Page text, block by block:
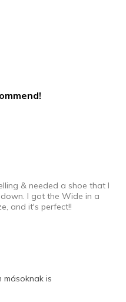
Wearing
& needed a shoe that I
I got the Wide in a
and it's perfect!!
is